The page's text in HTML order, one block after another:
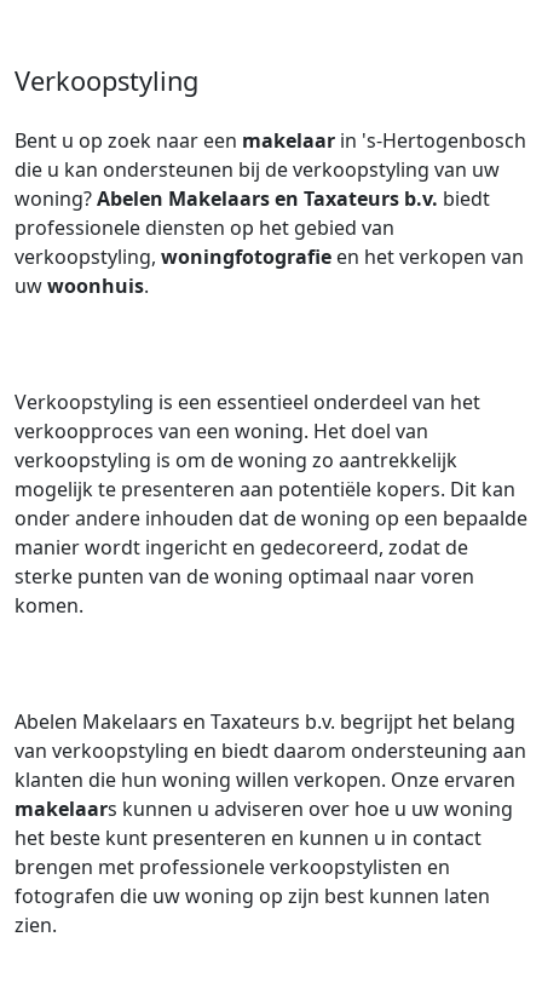
Verkoopstyling
Bent u op zoek naar een makelaar in 's-Hertogenbosch
die u kan ondersteunen bij de verkoopstyling van uw
woning?Abelen Makelaars en Taxateurs b.v. biedt
professionele diensten op het gebied van
verkoopstyling, woningfotografie en het verkopen van
uwwoonhuis.
Verkoopstyling is een essentieel onderdeel van het
verkoopproces van een woning. Het doel van
verkoopstyling is om de woning zo aantrekkelijk
mogelijk te presenteren aan potentiële kopers. Dit kan
onder andere inhouden dat de woning op een bepaalde
manier wordt ingericht en gedecoreerd, zodat de
sterke punten van de woning optimaal naar voren
komen.
Abelen Makelaars en Taxateurs b.v. begrijpt het belang
van verkoopstyling en biedt daarom ondersteuning aan
klanten die hun woning willen verkopen. Onze ervaren
makelaars kunnen u adviseren over hoe u uw woning
het beste kunt presenteren en kunnen u in contact
brengen met professionele verkoopstylisten en
fotografen die uw woning op zijn best kunnen laten
zien.